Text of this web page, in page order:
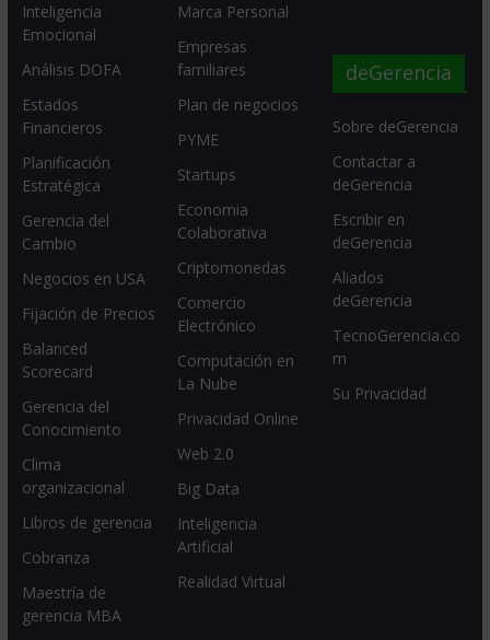
Inteligencia
Emocional
Análisis DOFA
Estados
Financieros
Planificación
Estratégica
Gerencia del
Cambio
Negocios en USA
Fijación de Precios
Balanced
Scorecard
Gerencia del
Conocimiento
Clima
organizacional
Libros de gerencia
Cobranza
Maestría de
gerencia MBA
Marca Personal
Empresas
familiares
Plan de negocios
PYME
Startups
Economia
Colaborativa
Criptomonedas
Comercio
Electrónico
Computación en
La Nube
Privacidad Online
Web 2.0
Big Data
Inteligencia
Artificial
Realidad Virtual
deGerencia
Sobre deGerencia
Contactar a
deGerencia
Escribir en
deGerencia
Aliados
deGerencia
TecnoGerencia.co
m
Su Privacidad